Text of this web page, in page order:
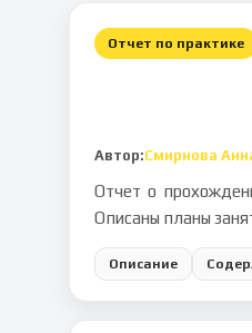
Отчет по практике
Автор:Смирнова
Отчет о
Описаны планы
Описание